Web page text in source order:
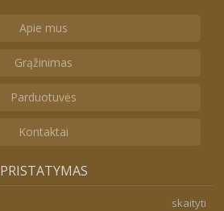
Apie mus
Grąžinimas
Parduotuvės
Kontaktai
PRISTATYMAS
skaityti